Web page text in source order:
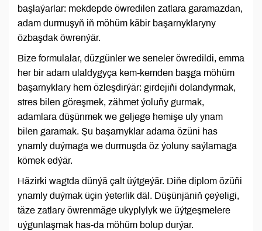
başlaýarlar: mekdepde öwredilen zatlara garamazdan,
adam durmuşyň iň möhüm käbir başarnyklaryny
özbaşdak öwrenýär.
Bize formulalar, düzgünler we seneler öwredildi, emma
her bir adam ulaldygyça kem-kemden başga möhüm
başarnyklary hem özleşdirýär: girdejiňi dolandyrmak,
stres bilen göreşmek, zähmet ýoluňy gurmak,
adamlara düşünmek we geljege hemişe uly ynam
bilen garamak. Şu başarnyklar adama özüni has
ynamly duýmaga we durmuşda öz ýoluny saýlamaga
kömek edýär.
Häzirki wagtda dünýä çalt üýtgeýär. Diňe diplom özüňi
ynamly duýmak üçin ýeterlik däl. Düşünjäniň çeýeligi,
täze zatlary öwrenmäge ukyplylyk we üýtgeşmelere
uýgunlaşmak has-da möhüm bolup durýar.